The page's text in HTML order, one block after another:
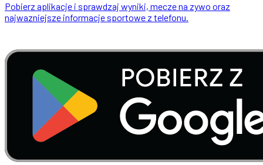
Pobierz aplikacje i sprawdzaj wyniki, mecze na zywo oraz
najwazniejsze informacje sportowe z telefonu.